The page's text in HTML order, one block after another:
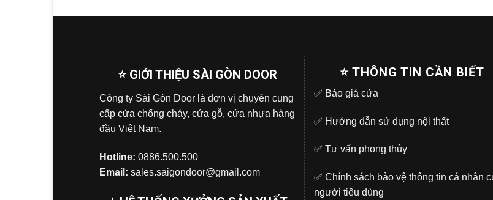
⭐ GIỚI THIỆU SÀI GÒN DOOR
Công ty Sài Gòn Door là đơn vị chuyên cung
cấp cửa chống cháy, cửa gỗ, cửa nhựa hàng
đầu Việt Nam.
Hotline: 0886.500.500
Email: sales.saigondoor@gmail.com
⭐ THÔNG TIN CẦN BIẾT
✅ Báo giá cửa
✅ Hướng dẫn sử dụng nội thất
✅ Tư vấn phong thủy
✅ Chính sách bảo vệ thông tin cá nhân
người tiêu dùng